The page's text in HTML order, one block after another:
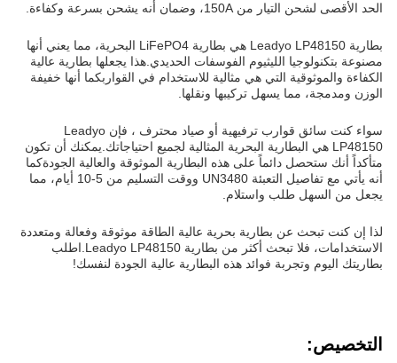
الحد الأقصى لشحن التيار من 150A، وضمان أنه يشحن بسرعة وكفاءة.
بطارية Leadyo LP48150 هي بطارية LiFePO4 البحرية، مما يعني أنها
مصنوعة بتكنولوجيا الليثيوم الفوسفات الحديدي.هذا يجعلها بطارية عالية
الكفاءة والموثوقية التي هي مثالية للاستخدام في القواربكما أنها خفيفة
الوزن ومدمجة، مما يسهل تركيبها ونقلها.
سواء كنت سائق قوارب ترفيهية أو صياد محترف ، فإن Leadyo
LP48150 هي البطارية البحرية المثالية لجميع احتياجاتك.يمكنك أن تكون
متأكداً أنك ستحصل دائماً على هذه البطارية الموثوقة والعالية الجودةكما
أنه يأتي مع تفاصيل التعبئة UN3480 ووقت التسليم من 5-10 أيام، مما
يجعل من السهل طلب واستلام.
لذا إن كنت تبحث عن بطارية بحرية عالية الطاقة موثوقة وفعالة ومتعددة
الاستخدامات، فلا تبحث أكثر من بطارية Leadyo LP48150.اطلب
بطاريتك اليوم وتجربة فوائد هذه البطارية عالية الجودة لنفسك!
التخصيص: